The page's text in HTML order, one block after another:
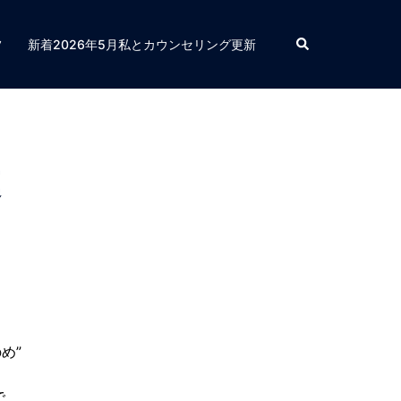
新着2026年5月私とカウンセリング更新
検
索
”